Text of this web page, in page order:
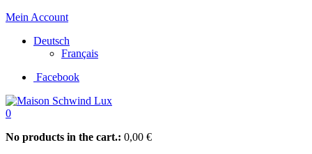
Mein Account
Deutsch
Français
Facebook
0
No products in the cart.: 0,00 €